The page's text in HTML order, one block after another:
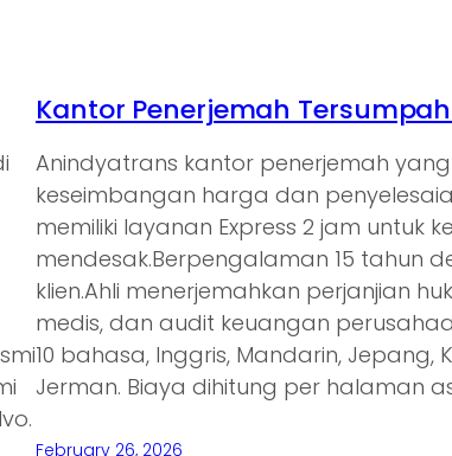
Kantor Penerjemah
Anindyatrans kantor penerjemah
keseimbangan harga dan
memiliki layanan Express 2 jam untuk
mendesak.Berpengalaman 15 tahun
klien.Ahli menerjemahkan perjanjian
medis, dan audit keuangan
10 bahasa, Inggris, Mandarin, Jepang,
Jerman. Biaya dihitung per halaman
February 26, 2026